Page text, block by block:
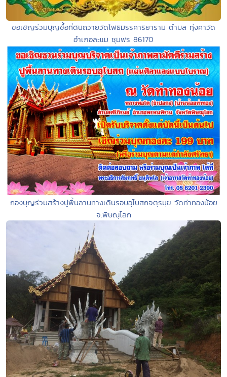
ขอเชิญร่วมบุญซื้อที่ดินถวายวัดโพธิมรรคาริยาราม ตำบล ทุ่งคาวัด
อำเภอละแม ชุมพร 86170
กองบุญร่วมสร้างปูพื้นลานทางเดินรอบอุโบสถจตุรมุข วัดท่าทองน้อย
จ.พิษณุโลก